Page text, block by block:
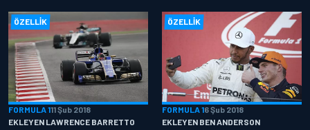
ÖZELLIK
FORMULA 111 Şub 2018
EKLEYEN LAWRENCE BARRETTO
ÖZELLIK
FORMULA 16 Şub 2018
EKLEYEN BEN ANDERSON